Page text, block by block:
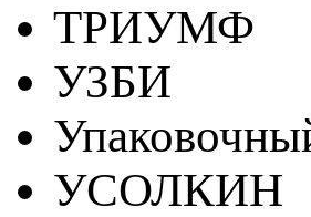
ТРИУМФ
УЗБИ
УСОЛКИН